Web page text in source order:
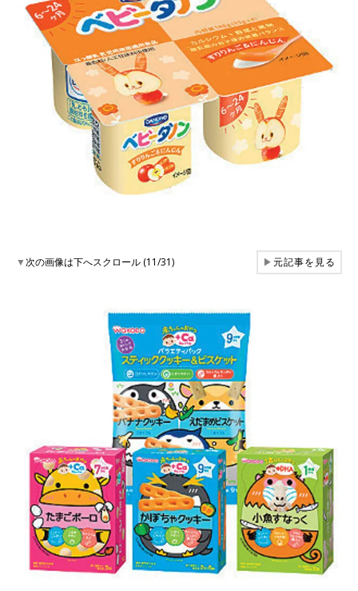
▼次の画像は下へスクロール (11/31) ▶元記事を見る